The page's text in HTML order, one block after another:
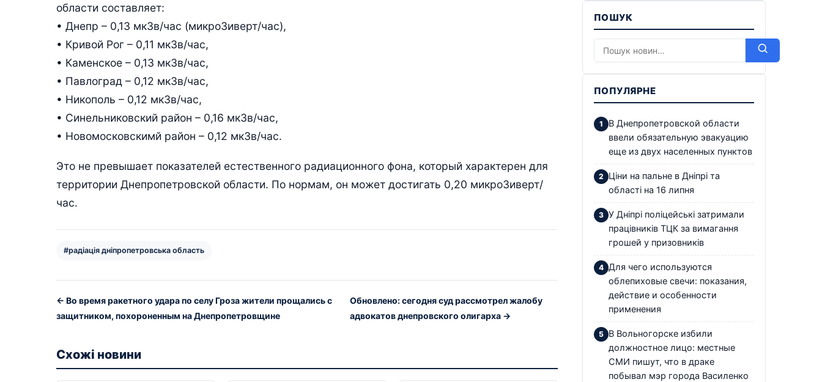
области составляет:
• Днепр – 0,13 мкЗв/час (микроЗиверт/час),
• Кривой Рог – 0,11 мкЗв/час,
• Каменское – 0,13 мкЗв/час,
• Павлоград – 0,12 мкЗв/час,
• Никополь – 0,12 мкЗв/час,
• Синельниковский район – 0,16 мкЗв/час,
• Новомосковскимй район – 0,12 мкЗв/час.
Это не превышает показателей естественного радиационного фона, который характерен для
территории Днепропетровской области. По нормам, он может достигать 0,20 микроЗиверт/
час.
#радіація дніпропетровська область
← Во время ракетного удара по селу Гроза жители прощались с
защитником, похороненным на Днепропетровщине
Обновлено: сегодня суд рассмотрел жалобу
адвокатов днепровского олигарха →
Схожі новини
ПОШУК
ПОПУЛЯРНЕ
В Днепропетровской области
ввели обязательную эвакуацию
еще из двух населенных пунктов
Ціни на пальне в Дніпрі та
області на 16 липня
У Дніпрі поліцейські затримали
працівників ТЦК за вимагання
грошей у призовників
Для чего используются
облепиховые свечи: показания,
действие и особенности
применения
В Вольногорске избили
должностное лицо: местные
СМИ пишут, что в драке
побывал мэр города Василенко